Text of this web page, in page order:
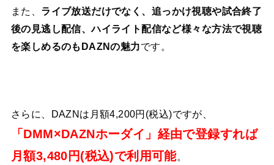
また、 ライブ放送だけでなく、追っかけ視聴や試合終了
後の見逃し配信、ハイライト配信など様々な方法で視聴
を楽しめるのもDAZNの魅力です。
さらに、DAZNは月額4,200円(税込)ですが、
「DMM×DAZNホーダイ」経由で登録すれば
月額3,480円(税込)で利用可能。